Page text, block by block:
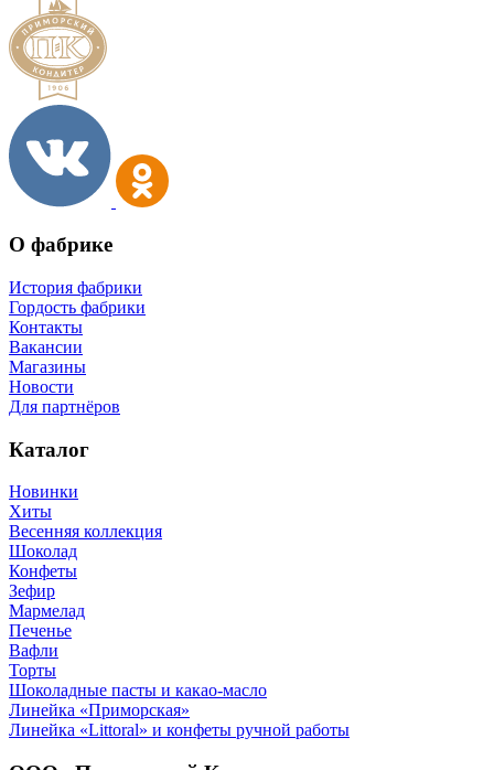
О фабрике
История фабрики
Гордость фабрики
Контакты
Вакансии
Магазины
Новости
Для партнёров
Каталог
Новинки
Хиты
Весенняя коллекция
Шоколад
Конфеты
Зефир
Мармелад
Печенье
Вафли
Торты
Шоколадные пасты и какао-масло
Линейка «Приморская»
Линейка «Littoral» и конфеты ручной работы